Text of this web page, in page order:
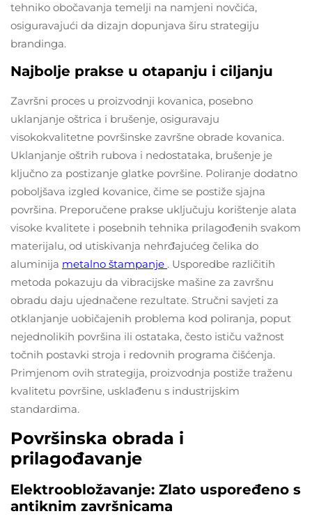
tehniko obočavanja temelji na namjeni novčića,
osiguravajući da dizajn dopunjava širu strategiju
brandinga.
Najbolje prakse u otapanju i ciljanju
Završni proces u proizvodnji kovanica, posebno
uklanjanje oštrica i brušenje, osiguravaju
visokokvalitetne površinske završne obrade kovanica.
Uklanjanje oštrih rubova i nedostataka, brušenje je
ključno za postizanje glatke površine. Poliranje dodatno
poboljšava izgled kovanice, čime se postiže sjajna
površina. Preporučene prakse uključuju korištenje alata
visoke kvalitete i posebnih tehnika prilagođenih svakom
materijalu, od utiskivanja nehrđajućeg čelika do
aluminija metalno štampanje . Usporedbe različitih
metoda pokazuju da vibracijske mašine za završnu
obradu daju ujednačene rezultate. Stručni savjeti za
otklanjanje uobičajenih problema kod poliranja, poput
nejednolikih površina ili ostataka, često ističu važnost
točnih postavki stroja i redovnih programa čišćenja.
Primjenom ovih strategija, proizvodnja postiže traženu
kvalitetu površine, usklađenu s industrijskim
standardima.
Površinska obrada i
prilagođavanje
Elektroobložavanje: Zlato uspoređeno s
antiknim završnicama